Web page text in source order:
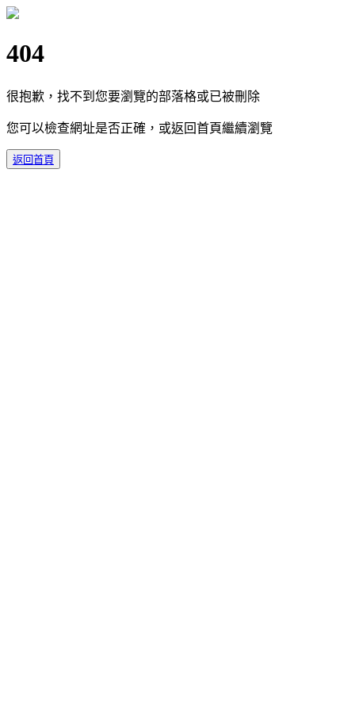
404
很抱歉，找不到您要瀏覽的部落格或已被刪除
您可以檢查網址是否正確，或返回首頁繼續瀏覽
返回首頁